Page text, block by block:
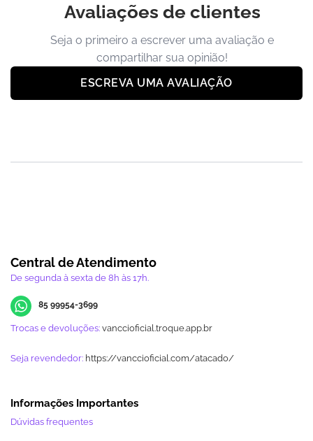
Avaliações de clientes
Seja o primeiro a escrever uma avaliação e
compartilhar sua opinião!
ESCREVA UMA AVALIAÇÃO
Central de Atendimento
De segunda à sexta de 8h às 17h.
85 99954-3699
Trocas e devoluções: vanccioficial.troque.app.br
Seja revendedor: https://vanccioficial.com/atacado/
Informações Importantes
Dúvidas frequentes